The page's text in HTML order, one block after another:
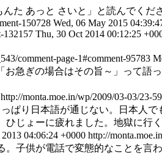
た あっと さいと」と読んでくだ
150728 Wed, 06 May 2015
132157 Thu, 30 Oct 2014 00:12:25
comment-page-1#comment-95783
お急ぎの場合はその旨～」って
http://monta.moe.in/wp/2009/03-03/23-
ぱり日本語が通じない。日本人
じょーに疲れました。地獄に行
04:06:24 +0000 http://
子供が電話で変態的なことを言